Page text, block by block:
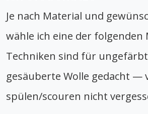
Je nach Material und
wähle ich eine der folgenden
Techniken sind für
gesäuberte Wolle gedacht —
spülen/scouren nicht